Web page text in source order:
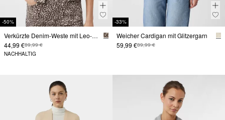
-50%
Verkürzte Denim-Weste mit Leo-Muster
44,99 €89,99 €
NACHHALTIG
-33%
Weicher Cardigan mit Glitzergarn
59,99 €89,99 €